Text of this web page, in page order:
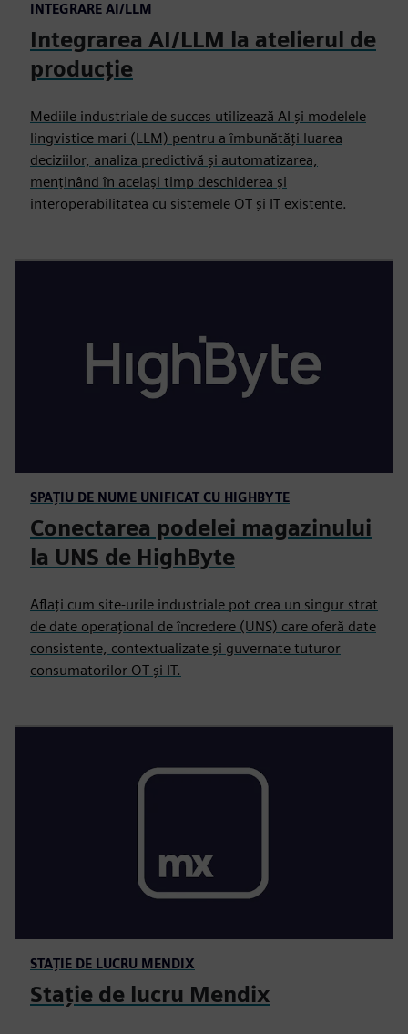
INTEGRARE AI/LLM
Integrarea AI/LLM la atelierul de
producție
Mediile industriale de succes utilizează AI și modelele
lingvistice mari (LLM) pentru a îmbunătăți luarea
deciziilor, analiza predictivă și automatizarea,
menținând în același timp deschiderea și
interoperabilitatea cu sistemele OT și IT existente.
SPAȚIU DE NUME UNIFICAT CU HIGHBYTE
Conectarea podelei magazinului
la UNS de HighByte
Aflați cum site-urile industriale pot crea un singur strat
de date operațional de încredere (UNS) care oferă date
consistente, contextualizate și guvernate tuturor
consumatorilor OT și IT.
STAȚIE DE LUCRU MENDIX
Stație de lucru Mendix